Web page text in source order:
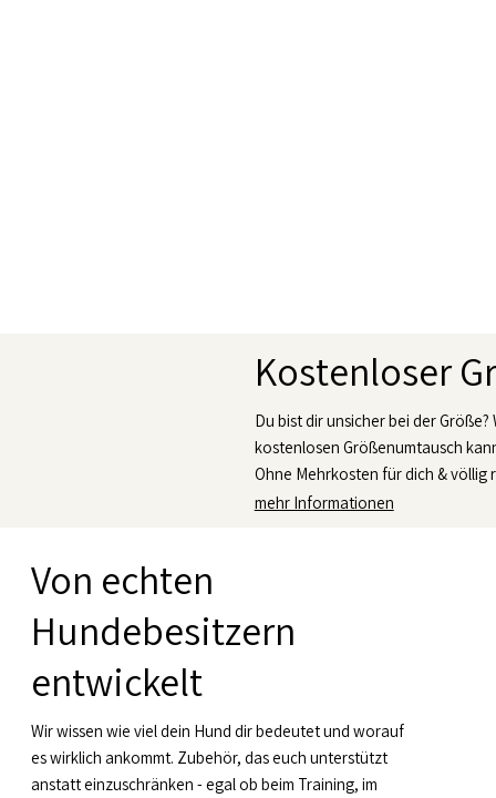
Kostenloser
Du bist dir unsicher bei der
kostenlosen Größenumtausch
Ohne Mehrkosten für dich & völlig
mehr Informationen
Von echten
Hundebesitzern
entwickelt
Wir wissen wie viel dein Hund dir bedeutet und worauf
es wirklich ankommt. Zubehör, das euch unterstützt
anstatt einzuschränken - egal ob beim Training, im